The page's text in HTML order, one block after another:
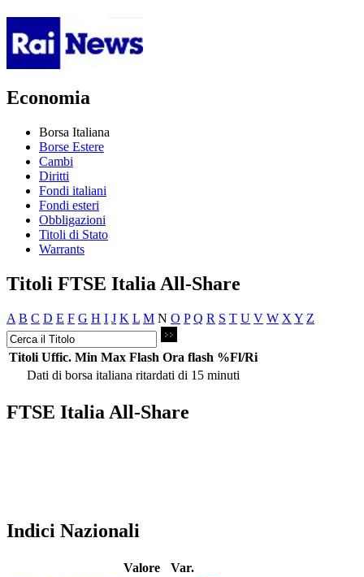
Economia
Borsa Italiana
Borse Estere
Cambi
Diritti
Fondi italiani
Fondi esteri
Obbligazioni
Titoli di Stato
Warrants
Titoli FTSE Italia All-Share
A B C D E F G H I J K L M N O P Q R S T U V W X Y Z
Titoli Uffic. Min Max Flash Ora flash %Fl/Ri
Dati di borsa italiana ritardati di 15 minuti
FTSE Italia All-Share
Indici Nazionali
Valore
Var.